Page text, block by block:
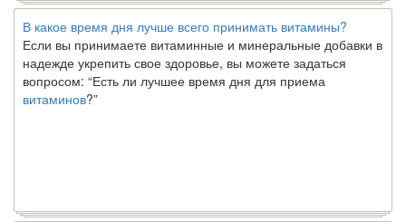
В какое время дня лучше всего принимать витамины?
Если вы принимаете витаминные и минеральные добавки в
надежде укрепить свое здоровье, вы можете задаться
вопросом: “Есть ли лучшее время дня для приема
витаминов ?”